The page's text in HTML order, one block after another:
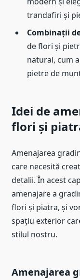
trandafiri și
Combinații
de flori și
natural, cum
pietre de
Idei de
flori și
Amenajarea
care necesită
detalii. În acest
amenajare a
flori și piatra, și
spațiu exterior
stilul nostru.
Amenajarea